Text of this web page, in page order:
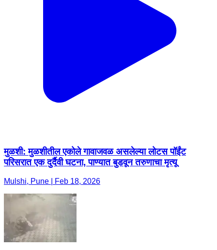
मुळशी: मुळशीतील एकोले गावाजवळ असलेल्या लोटस पॉईंट
परिसरात एक दुर्दैवी घटना, पाण्यात बुडवून तरुणाचा मृत्यू
Mulshi, Pune | Feb 18, 2026